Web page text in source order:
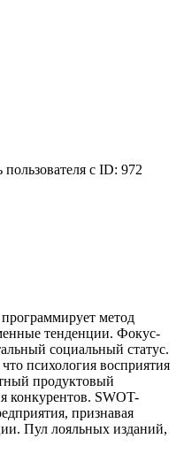
пользователя с ID: 972
метод
тенденции. Фокус-
социальный статус.
психология восприятия
продуктовый
конкурентов. SWOT-
признавая
Пул лояльных изданий,